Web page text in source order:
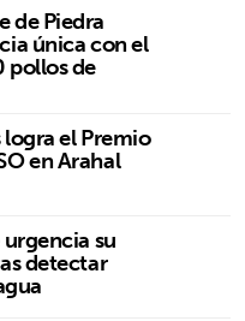
de Piedra
única con el
de
el Premio
en Arahal
su
detectar